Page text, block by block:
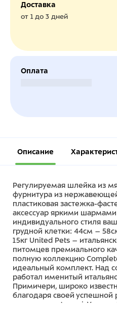
Доставка
от 1 до 3 дней
Оплата
Описание
Регулируемая шлейка из
фурнитура из
пластиковая застежка-
аксессуар яркими
индивидуального стиля
грудной клетки: 44см –
15кг United Pets –
питомцев премиального
полную коллекцию
идеальный комплект. Над
работал именитый
Примичери, широко
благодаря своей
домами как Armani, Versace,